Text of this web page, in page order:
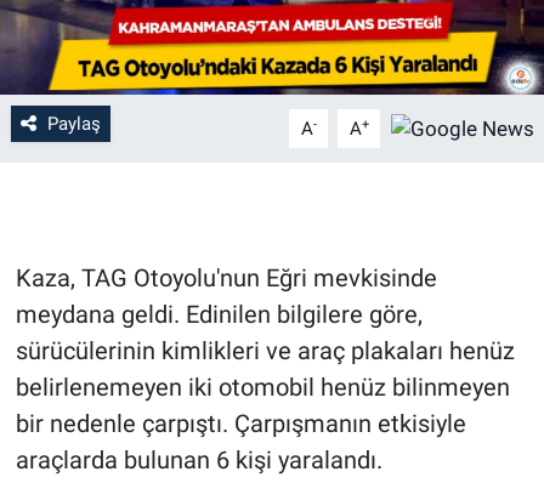
Paylaş A- A+
Kaza, TAG Otoyolu'nun Eğri mevkisinde
meydana geldi. Edinilen bilgilere göre,
sürücülerinin kimlikleri ve araç plakaları henüz
belirlenemeyen iki otomobil henüz bilinmeyen
bir nedenle çarpıştı. Çarpışmanın etkisiyle
araçlarda bulunan 6 kişi yaralandı.